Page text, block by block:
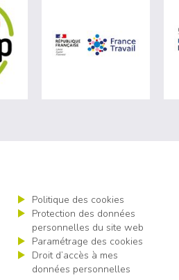
(nouvelle fenêtre)
visiter les site de Fiphfp (nouvelle
visiter
Politique des cookies
Protection des données
personnelles du site web
Paramétrage des cookies
Droit d’accès à mes
données personnelles